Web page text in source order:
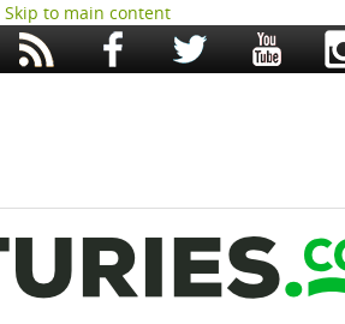
Skip to main content